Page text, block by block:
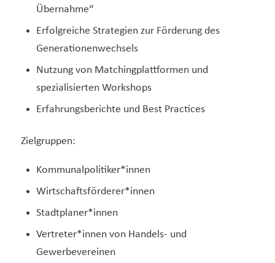
Übernahme“
Erfolgreiche Strategien zur Förderung des
Generationenwechsels
Nutzung von Matchingplattformen und
spezialisierten Workshops
Erfahrungsberichte und Best Practices
Zielgruppen:
Kommunalpolitiker*innen
Wirtschaftsförderer*innen
Stadtplaner*innen
Vertreter*innen von Handels- und
Gewerbevereinen